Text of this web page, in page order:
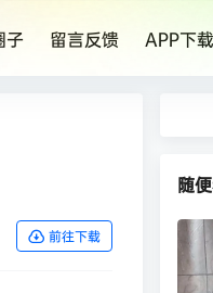
子 留言反馈 APP下载
前往下载
随